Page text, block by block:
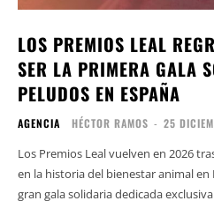
LOS PREMIOS LEAL
SER LA PRIMERA GALA
PELUDOS EN ESPAÑA
AGENCIA HÉCTOR RAMOS - 25
Los Premios Leal vuelven en 2026
en la historia del bienestar animal en
gran gala solidaria dedicada